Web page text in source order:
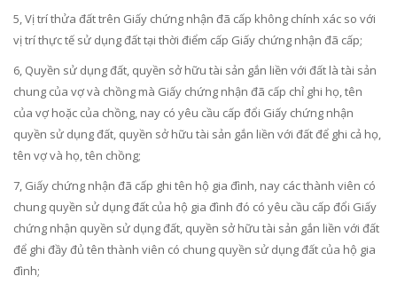
5, Vị trí thửa đất trên Giấy chứng nhận đã cấp không chính xác so với
vị trí thực tế sử dụng đất tại thời điểm cấp Giấy chứng nhận đã cấp;
6, Quyền sử dụng đất, quyền sở hữu tài sản gắn liền với đất là tài sản
chung của vợ và chồng mà Giấy chứng nhận đã cấp chỉ ghi họ, tên
của vợ hoặc của chồng, nay có yêu cầu cấp đổi Giấy chứng nhận
quyền sử dụng đất, quyền sở hữu tài sản gắn liền với đất để ghi cả họ,
tên vợ và họ, tên chồng;
7, Giấy chứng nhận đã cấp ghi tên hộ gia đình, nay các thành viên có
chung quyền sử dụng đất của hộ gia đình đó có yêu cầu cấp đổi Giấy
chứng nhận quyền sử dụng đất, quyền sở hữu tài sản gắn liền với đất
để ghi đầy đủ tên thành viên có chung quyền sử dụng đất của hộ gia
đình;